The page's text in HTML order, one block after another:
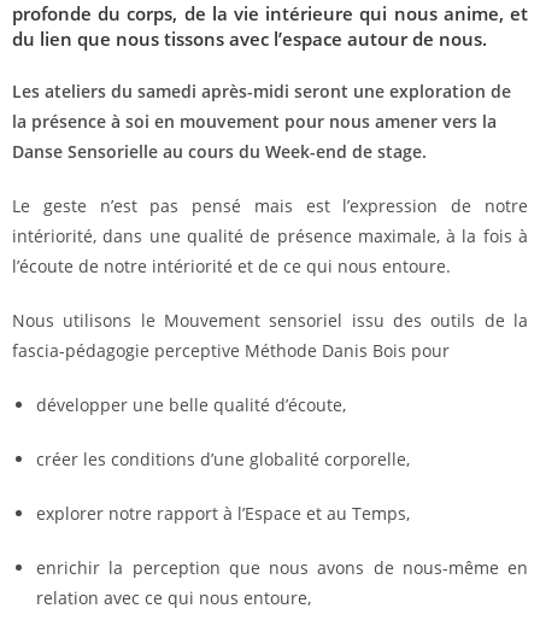
profonde du corps, de la vie intérieure qui nous anime, et
du lien que nous tissons avec l’espace autour de nous.
Les ateliers du samedi après-midi seront une exploration de
la présence à soi en mouvement pour nous amener vers la
Danse Sensorielle au cours du Week-end de stage.
Le geste n’est pas pensé mais est l’expression de notre
intériorité, dans une qualité de présence maximale, à la fois à
l’écoute de notre intériorité et de ce qui nous entoure.
Nous utilisons le Mouvement sensoriel issu des outils de la
fascia-pédagogie perceptive Méthode Danis Bois pour
développer une belle qualité d’écoute,
créer les conditions d’une globalité corporelle,
explorer notre rapport à l’Espace et au Temps,
enrichir la perception que nous avons de nous-même en
relation avec ce qui nous entoure,